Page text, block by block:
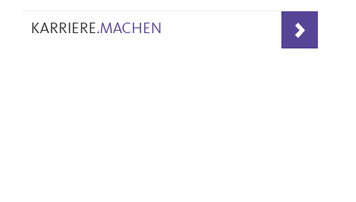
KARRIERE.MACHEN